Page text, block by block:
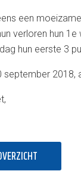
een
verloren hun
hun eerste 3
2018,